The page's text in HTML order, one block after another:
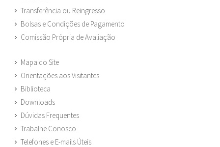
Transferência ou Reingresso
Bolsas e Condições de Pagamento
Comissão Própria de Avaliação
Mapa do Site
Orientações aos Visitantes
Biblioteca
Downloads
Dúvidas Frequentes
Trabalhe Conosco
Telefones e E-mails Úteis